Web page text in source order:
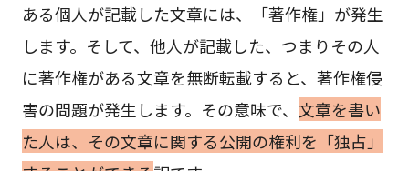
ある個人が記載した文章には、「著作権」が発生
します。そして、他人が記載した、つまりその人
に著作権がある文章を無断転載すると、著作権侵
害の問題が発生します。その意味で、 文章を書い
た人は、その文章に関する公開の権利を「独占」